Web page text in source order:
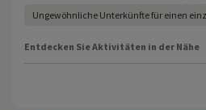
Ungewöhnliche Unterkünfte für einen
Entdecken Sie Aktivitäten in der Nähe